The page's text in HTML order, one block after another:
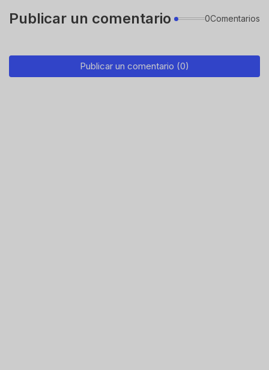
Publicar un comentario 0Comentarios
Publicar un comentario (0)